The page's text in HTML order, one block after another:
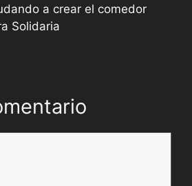
a crear el comedor
Solidaria